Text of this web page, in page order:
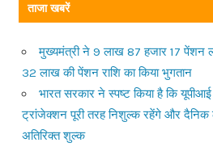
ताजा खबरें
मुख्यमंत्री ने 9 लाख 87 हजार 17 पेंशन
32 लाख की पेंशन राशि का किया भुगतान
भारत सरकार ने स्पष्ट किया है कि
ट्रांजेक्शन पूरी तरह निशुल्क रहेंगे और दैनिक
अतिरिक्त शुल्क